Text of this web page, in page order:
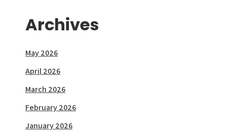
Archives
May 2026
April 2026
March 2026
February 2026
January 2026